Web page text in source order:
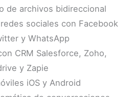
de archivos bidireccional
sociales con Facebook
y WhatsApp
CRM Salesforce, Zoho,
y Zapie
iOS y Android